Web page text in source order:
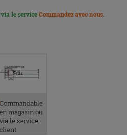
le serviceCommandez avec nous.
Commandable
en magasin ou
via le service
client